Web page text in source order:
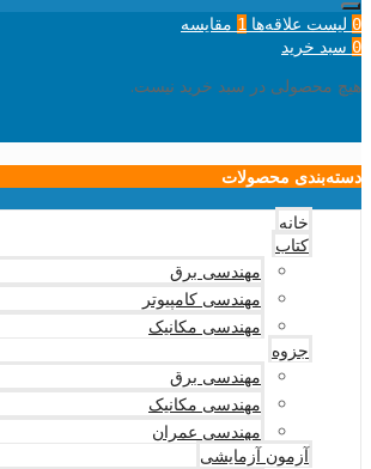
0 لیست علاقه‌ها 1 مقایسه
0 سبد خرید
هیچ محصولی در سبد خرید نیست.
دسته‌بندی محصولات
خانه
کتاب
مهندسی برق
مهندسی کامپیوتر
مهندسی مکانیک
جزوه
مهندسی برق
مهندسی مکانیک
مهندسی عمران
آزمون آزمایشی